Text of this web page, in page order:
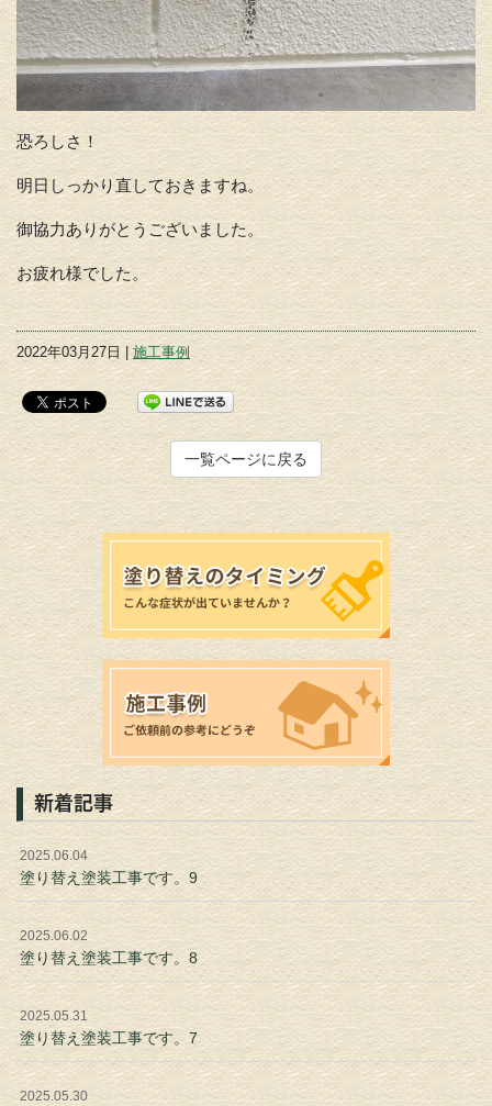
恐ろしさ！
明日しっかり直しておきますね。
御協力ありがとうございました。
お疲れ様でした。
2022年03月27日 |施工事例
一覧ページに戻る
新着記事
2025.06.04
塗り替え塗装工事です。9
2025.06.02
塗り替え塗装工事です。8
2025.05.31
塗り替え塗装工事です。7
2025.05.30